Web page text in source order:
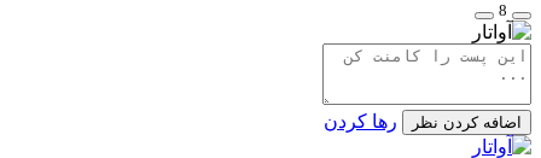
8
اضافه کردن نظر رها کردن